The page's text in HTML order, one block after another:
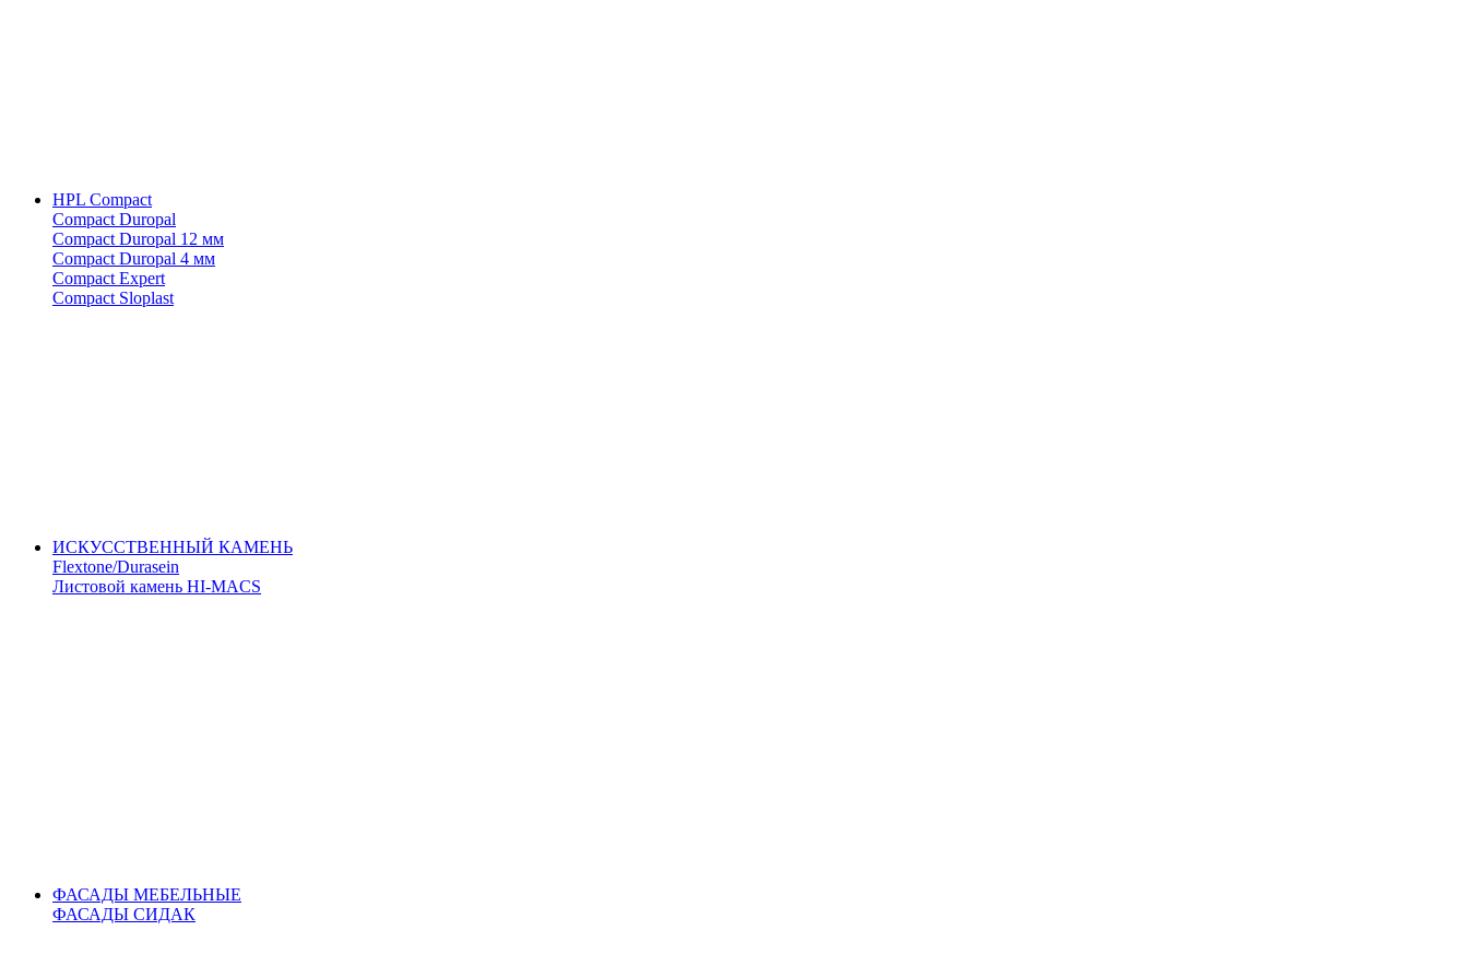
HPL Compact
Compact Duropal
Compact Duropal 12 мм
Compact Duropal 4 мм
Compact Expert
Compact Sloplast
ИСКУССТВЕННЫЙ КАМЕНЬ
Flextone/Durasein
Листовой камень HI-MACS
ФАСАДЫ МЕБЕЛЬНЫЕ
ФАСАДЫ СИДАК